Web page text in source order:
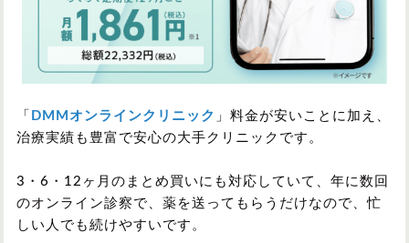
「 DMMオンラインクリニック 」料金が安いことに加え、
治療実績も豊富で安心の大手クリニックです。
3・6・12ヶ月のまとめ買いにも対応していて、年に数回
のオンライン診察で、薬を送ってもらうだけなので、忙
しい人でも続けやすいです。